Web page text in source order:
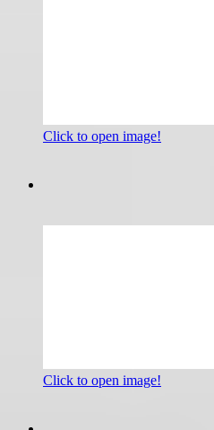
Click to open image!
Click to open image!